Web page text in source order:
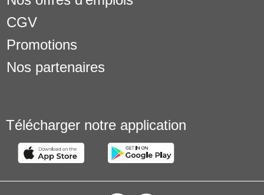
CGV
Promotions
Nos partenaires
Télécharger notre application